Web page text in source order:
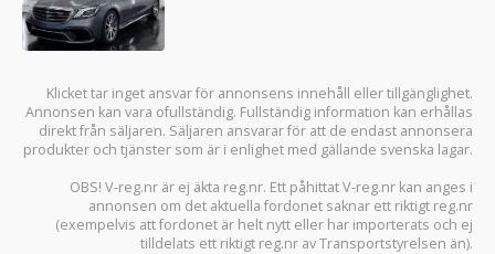
Klicket tar inget ansvar för annonsens innehåll eller tillgänglighet.
Annonsen kan vara ofullständig. Fullständig information kan erhållas
direkt från säljaren. Säljaren ansvarar för att de endast annonsera
produkter och tjänster som är i enlighet med gällande svenska lagar.
OBS! V-reg.nr är ej äkta reg.nr. Ett påhittat V-reg.nr kan anges i
annonsen om det aktuella fordonet saknar ett riktigt reg.nr
(exempelvis att fordonet är helt nytt eller har importerats och ej
tilldelats ett riktigt reg.nr av Transportstyrelsen än).